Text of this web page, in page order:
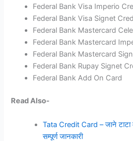
Federal Bank Visa Imperio
Federal Bank Visa Signet
Federal Bank Mastercard
Federal Bank Mastercard
Federal Bank Mastercard
Federal Bank Rupay Signet
Federal Bank Add On Card
Read Also-
Tata Credit Card – जाने टाटा
सम्पूर्ण जानकारी